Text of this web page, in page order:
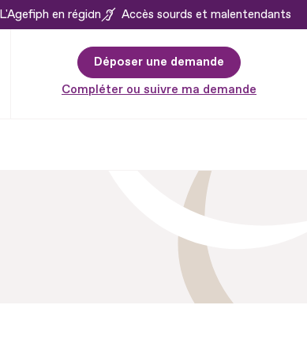
L'Agefiph en région Accès sourds et malentendants
Déposer une demande
Compléter ou suivre ma demande